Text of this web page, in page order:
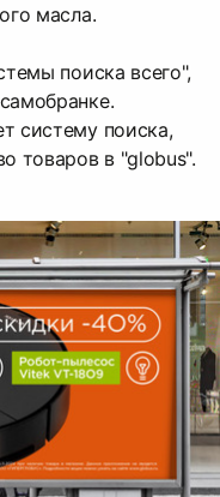
масла.
поиска всего",
систему поиска,
товаров в "globus".